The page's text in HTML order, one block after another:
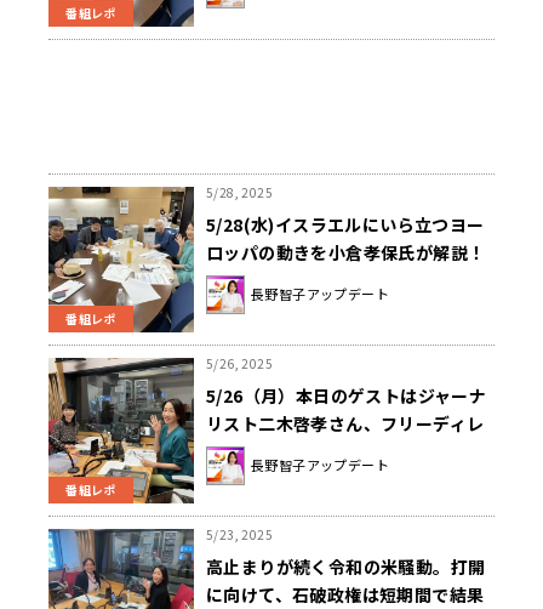
番組レポ
番組レポ
5/28, 2025
5/28(水)イスラエルにいら立つヨー
ロッパの動きを小倉孝保氏が解説！
吉田隆氏『紀州のドンファンもうひ
とつの裁判』解説！そして傘ソムリ
も！
長野智子アップデート
番組レポ
5/26, 2025
5/26（月）本日のゲストはジャーナ
リスト二木啓孝さん、フリーディレ
クター中村健吾さんでした！
長野智子アップデート
5/23, 2025
高止まりが続く令和の米騒動。打開
に向けて、石破政権は短期間で結果